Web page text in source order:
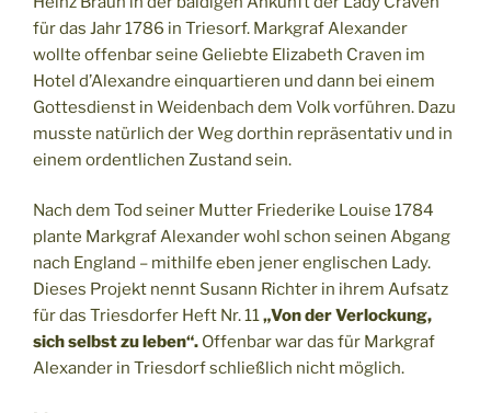
für das Jahr 1786 in Triesorf. Markgraf Alexander
wollte offenbar seine Geliebte Elizabeth Craven im
Hotel d’Alexandre einquartieren und dann bei einem
Gottesdienst in Weidenbach dem Volk vorführen. Dazu
musste natürlich der Weg dorthin repräsentativ und in
einem ordentlichen Zustand sein.
Nach dem Tod seiner Mutter Friederike Louise 1784
plante Markgraf Alexander wohl schon seinen Abgang
nach England – mithilfe eben jener englischen Lady.
Dieses Projekt nennt Susann Richter in ihrem Aufsatz
für das Triesdorfer Heft Nr. 11„Von der Verlockung,
sich selbst zu leben“. Offenbar war das für Markgraf
Alexander in Triesdorf schließlich nicht möglich.